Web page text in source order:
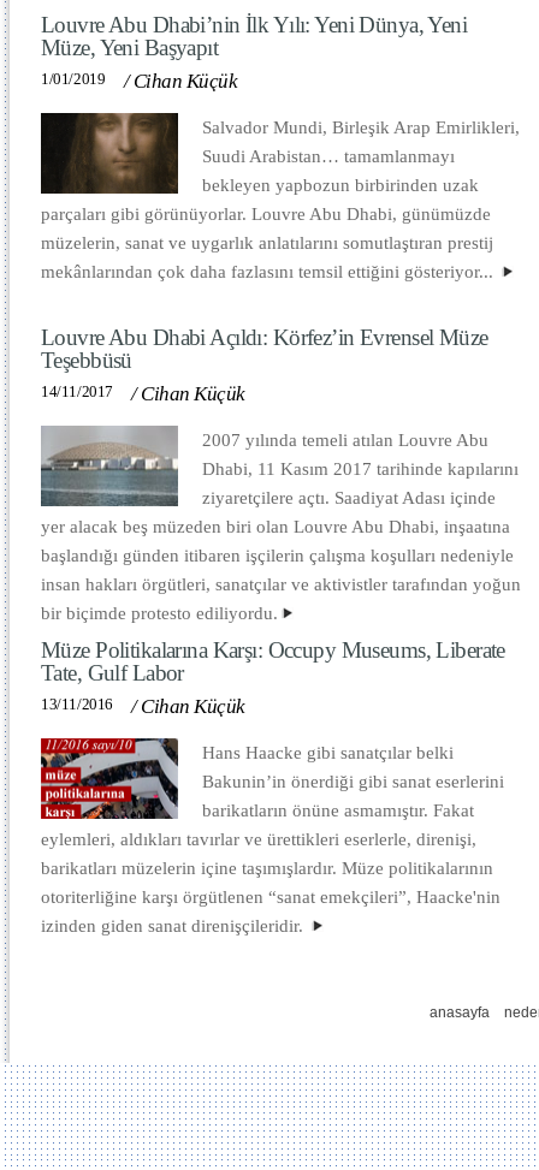
Louvre Abu Dhabi’nin İlk Yılı: Yeni Dünya, Yeni
Müze, Yeni Başyapıt
1/01/2019 /Cihan Küçük
Salvador Mundi, Birleşik Arap Emirlikleri,
Suudi Arabistan… tamamlanmayı
bekleyen yapbozun birbirinden uzak
parçaları gibi görünüyorlar. Louvre Abu Dhabi, günümüzde
müzelerin, sanat ve uygarlık anlatılarını somutlaştıran prestij
mekânlarından çok daha fazlasını temsil ettiğini gösteriyor...
Louvre Abu Dhabi Açıldı: Körfez’in Evrensel Müze
Teşebbüsü
14/11/2017 /Cihan Küçük
2007 yılında temeli atılan Louvre Abu
Dhabi, 11 Kasım 2017 tarihinde kapılarını
ziyaretçilere açtı. Saadiyat Adası içinde
yer alacak beş müzeden biri olan Louvre Abu Dhabi, inşaatına
başlandığı günden itibaren işçilerin çalışma koşulları nedeniyle
insan hakları örgütleri, sanatçılar ve aktivistler tarafından yoğun
bir biçimde protesto ediliyordu.
Müze Politikalarına Karşı: Occupy Museums, Liberate
Tate, Gulf Labor
13/11/2016 /Cihan Küçük
Hans Haacke gibi sanatçılar belki
Bakunin’in önerdiği gibi sanat eserlerini
barikatların önüne asmamıştır. Fakat
eylemleri, aldıkları tavırlar ve ürettikleri eserlerle, direnişi,
barikatları müzelerin içine taşımışlardır. Müze politikalarının
otoriterliğine karşı örgütlenen “sanat emekçileri”, Haacke'nin
izinden giden sanat direnişçileridir.
anasayfa